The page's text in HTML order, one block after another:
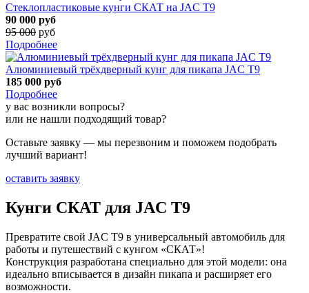
Стеклопластиковые кунги СКАТ на JAC T9
90 000 руб
95 000 руб
Подробнее
Алюминиевый трёхдверный кунг для пикапа JAC T9
185 000 руб
Подробнее
у вас возникли вопросы?
или не нашли подходящий товар?
Оставьте заявку — мы перезвоним и поможем подобрать
лучший вариант!
оставить заявку
Кунги СКАТ для JAC T9
Превратите свой JAC T9 в универсальный автомобиль для
работы и путешествий с кунгом «СКАТ»!
Конструкция разработана специально для этой модели: она
идеально вписывается в дизайн пикапа и расширяет его
возможности.